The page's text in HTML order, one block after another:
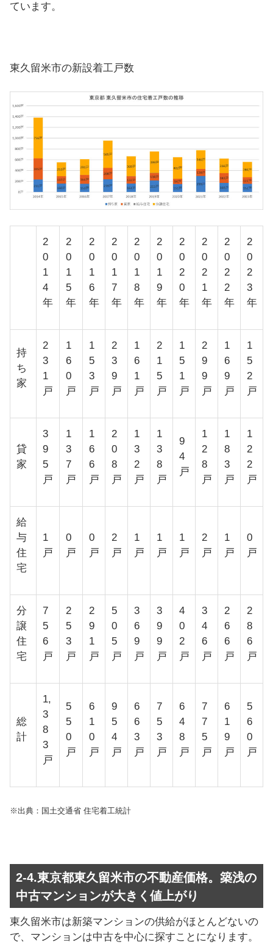
ています。
東久留米市の新設着工戸数
2
0
1
4
年
2
0
1
5
年
2
0
1
6
年
2
0
1
7
年
2
0
1
8
年
2
0
1
9
年
2
0
2
0
年
2
0
2
1
年
2
0
2
2
年
2
0
2
3
年
持
ち
家
2
3
1
戸
1
6
0
戸
1
5
3
戸
2
3
9
戸
1
6
1
戸
2
1
5
戸
1
5
1
戸
2
9
9
戸
1
6
9
戸
1
5
2
戸
貸
家
3
9
5
戸
1
3
7
戸
1
6
6
戸
2
0
8
戸
1
3
2
戸
1
3
8
戸
9
4
戸
1
2
8
戸
1
8
3
戸
1
2
2
戸
給
与
住
宅
1
戸
0
戸
0
戸
2
戸
1
戸
1
戸
1
戸
2
戸
1
戸
0
戸
分
譲
住
宅
7
5
6
戸
2
5
3
戸
2
9
1
戸
5
0
5
戸
3
6
9
戸
3
9
9
戸
4
0
2
戸
3
4
6
戸
2
6
6
戸
2
8
6
戸
総
計
1,
3
8
3
戸
5
5
0
戸
6
1
0
戸
9
5
4
戸
6
6
3
戸
7
5
3
戸
6
4
8
戸
7
7
5
戸
6
1
9
戸
5
6
0
戸
※出典：国土交通省 住宅着工統計
2-4.東京都東久留米市の不動産価格。築浅の
中古マンションが大きく値上がり
東久留米市は新築マンションの供給がほとんどないの
で、マンションは中古を中心に探すことになります。